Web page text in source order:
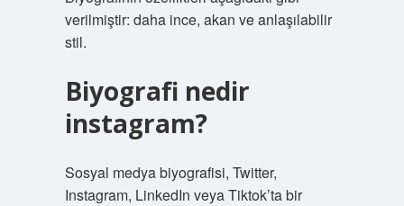
verilmiştir: daha ince, akan ve anlaşılabilir
stil.
Biyografi nedir
instagram?
Sosyal medya biyografisi, Twitter,
Instagram, LinkedIn veya Tiktok’ta bir